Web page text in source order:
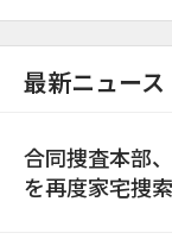
最新ニュース
合同捜査本部
を再度家宅捜